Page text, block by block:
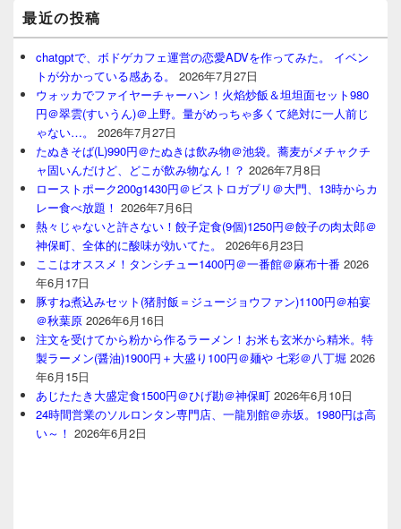
最近の投稿
chatgptで、ボドゲカフェ運営の恋愛ADVを作ってみた。 イベン
トが分かっている感ある。
2026年7月27日
ウォッカでファイヤーチャーハン！火焰炒飯＆坦坦面セット980
円＠翠雲(すいうん)＠上野。量がめっちゃ多くて絶対に一人前じ
ゃない…。
2026年7月27日
たぬきそば(L)990円＠たぬきは飲み物＠池袋。蕎麦がメチャクチ
ャ固いんだけど、どこが飲み物なん！？ 2026年7月8日
ローストポーク200g1430円＠ビストロガブリ＠大門、13時からカ
レー食べ放題！ 2026年7月6日
熱々じゃないと許さない！餃子定食(9個)1250円＠餃子の肉太郎＠
神保町、全体的に酸味が効いてた。
2026年6月23日
ここはオススメ！タンシチュー1400円＠一番館＠麻布十番 2026
年6月17日
豚すね煮込みセット(猪肘飯＝ジュージョウファン)1100円＠柏宴
＠秋葉原 2026年6月16日
注文を受けてから粉から作るラーメン！お米も玄米から精米。特
製ラーメン(醤油)1900円＋大盛り100円＠麺や 七彩＠八丁堀 2026
年6月15日
あじたたき大盛定食1500円＠ひげ勘＠神保町 2026年6月10日
24時間営業のソルロンタン専門店、一龍別館＠赤坂。1980円は高
い～！ 2026年6月2日